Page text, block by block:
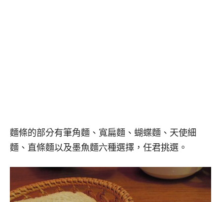
麵條的部分有筆角麵、寬扁麵、蝴蝶麵、天使細
麵、直條麵以及墨魚麵六種選擇，任君挑選。